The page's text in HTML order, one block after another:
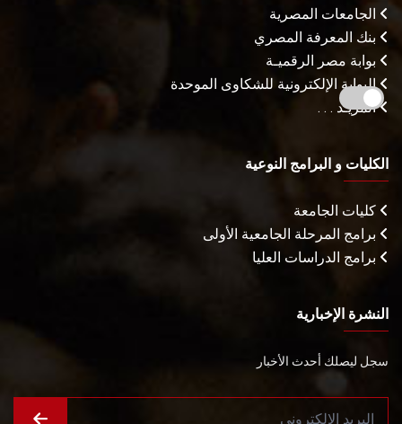
الجامعات المصرية
بنك المعرفة المصري
بوابة مصر الرقميـة
البوابة الإلكترونية للشكاوى الموحدة
المزيـد . . .
الكليات و البرامج النوعية
كليات الجامعة
برامج المرحلة الجامعية الأولى
برامج الدراسات العليا
النشرة الإخبارية
سجل ليصلك أحدث الأخبار